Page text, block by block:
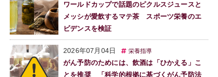
ワールドカップで話題のピクルスジュースと
メッシが愛飲するマテ茶 スポーツ栄養のエ
ビデンスを検証
2026年07月04日 栄養指導
がん予防のためには、飲酒は「ひかえる」こ
とを推奨 「科学的根拠に基づくがん予防法